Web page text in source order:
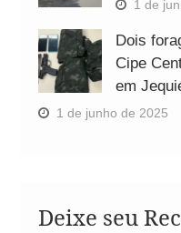
1 de
Dois
Cipe
em
1 de junho de 2025
Deixe seu